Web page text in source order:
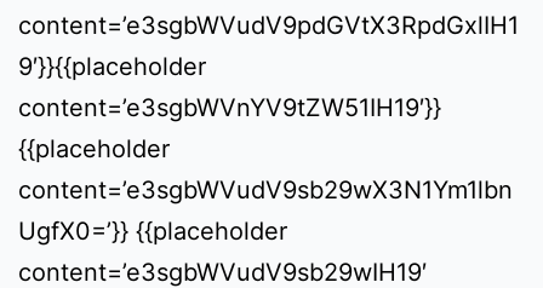
content=’e3sgbWVudV9pdGVtX3RpdGxlIH1
9′}}{{placeholder
content=’e3sgbWVnYV9tZW51IH19′}}
{{placeholder
content=’e3sgbWVudV9sb29wX3N1Ym1lbn
UgfX0=’}} {{placeholder
content=’e3sgbWVudV9sb29wIH19′